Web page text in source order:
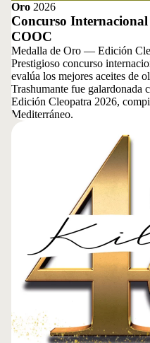
Oro 2026
Concurso
COOC
Medalla de Oro — Edición
Prestigioso concurso
evalúa los mejores aceites de
Trashumante fue galardonada
Edición Cleopatra 2026,
Mediterráneo.